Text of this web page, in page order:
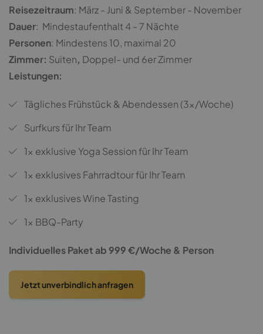
Reisezeitraum: März - Juni & September - November
Dauer: Mindestaufenthalt 4 - 7 Nächte
Personen: Mindestens 10, maximal 20
Zimmer: Suiten, Doppel- und 6er Zimmer
Leistungen:
Tägliches Frühstück & Abendessen (3x/Woche)
Surfkurs für Ihr Team
1x exklusive Yoga Session für Ihr Team
1x exklusives Fahrradtour für Ihr Team
1x exklusives Wine Tasting
1x BBQ-Party
Individuelles Paket ab 999 €/Woche & Person
Jetzt unverbindlich anfragen